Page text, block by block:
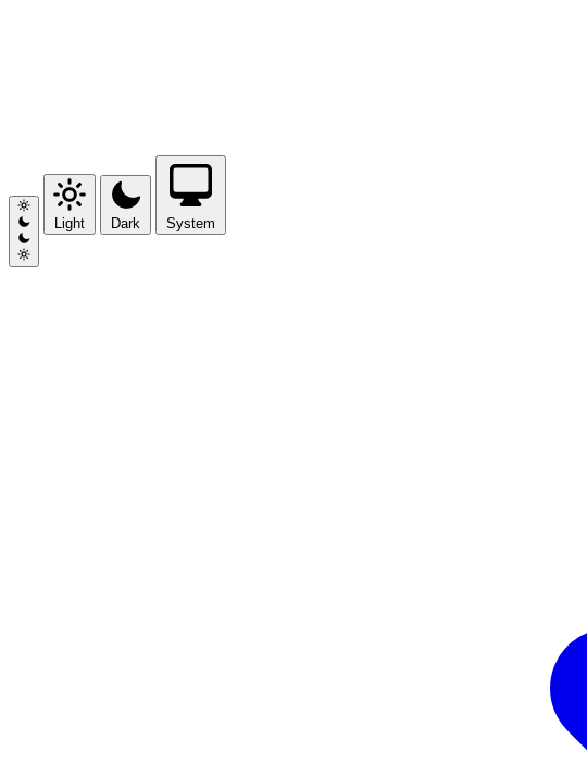
Light Dark System